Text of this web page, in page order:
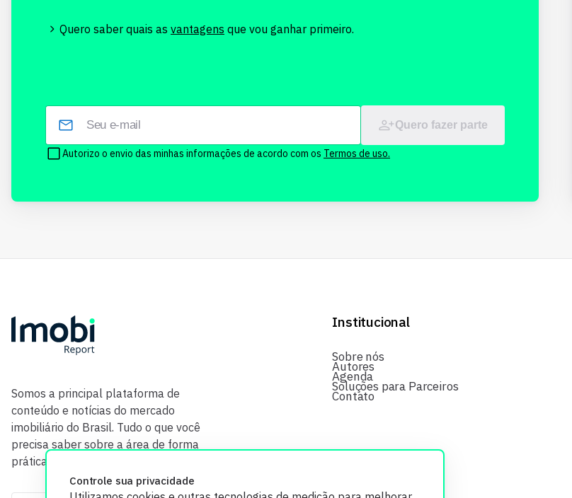
Controle sua privacidade
Quero saber quais as vantagens que vou ganhar primeiro.
Quero fazer parte
Autorizo o envio das minhas informações de acordo com os Termos de uso.
Somos a principal plataforma de
conteúdo e notícias do mercado
imobiliário do Brasil. Tudo o que você
precisa saber sobre a área de forma
prática e com credibilidade.
Institucional
Sobre nós
Autores
Agenda
Soluções para Parceiros
Contato